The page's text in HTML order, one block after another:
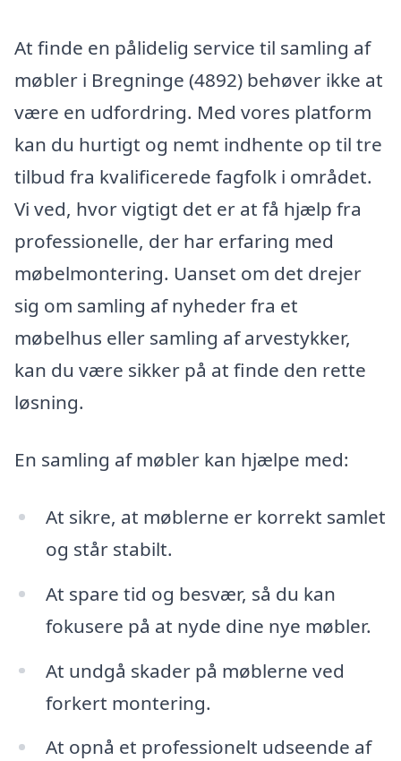
At finde en pålidelig service til samling af
møbler i Bregninge (4892) behøver ikke at
være en udfordring. Med vores platform
kan du hurtigt og nemt indhente op til tre
tilbud fra kvalificerede fagfolk i området.
Vi ved, hvor vigtigt det er at få hjælp fra
professionelle, der har erfaring med
møbelmontering. Uanset om det drejer
sig om samling af nyheder fra et
møbelhus eller samling af arvestykker,
kan du være sikker på at finde den rette
løsning.
En samling af møbler kan hjælpe med:
At sikre, at møblerne er korrekt samlet
og står stabilt.
At spare tid og besvær, så du kan
fokusere på at nyde dine nye møbler.
At undgå skader på møblerne ved
forkert montering.
At opnå et professionelt udseende af